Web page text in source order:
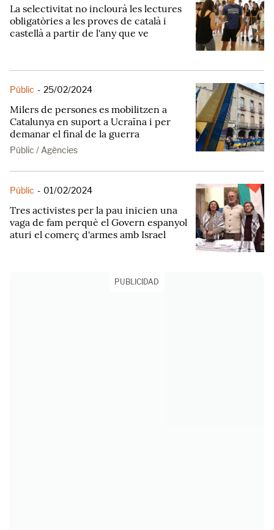
La selectivitat no inclourà les lectures
obligatòries a les proves de català i
castellà a partir de l'any que ve
Públic - 25/02/2024
Milers de persones es mobilitzen a
Catalunya en suport a Ucraïna i per
demanar el final de la guerra
Públic / Agències
Públic - 01/02/2024
Tres activistes per la pau inicien una
vaga de fam perquè el Govern espanyol
aturi el comerç d'armes amb Israel
PUBLICIDAD